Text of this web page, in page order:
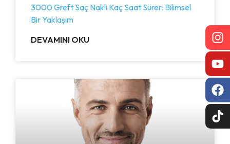
3000 Greft Saç Nakli Kaç Saat Sürer: Bilimsel
Bir Yaklaşım
DEVAMINI OKU